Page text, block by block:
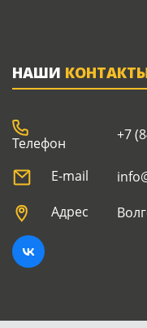
НАШИ
Телефон +7
E-mail
Адрес